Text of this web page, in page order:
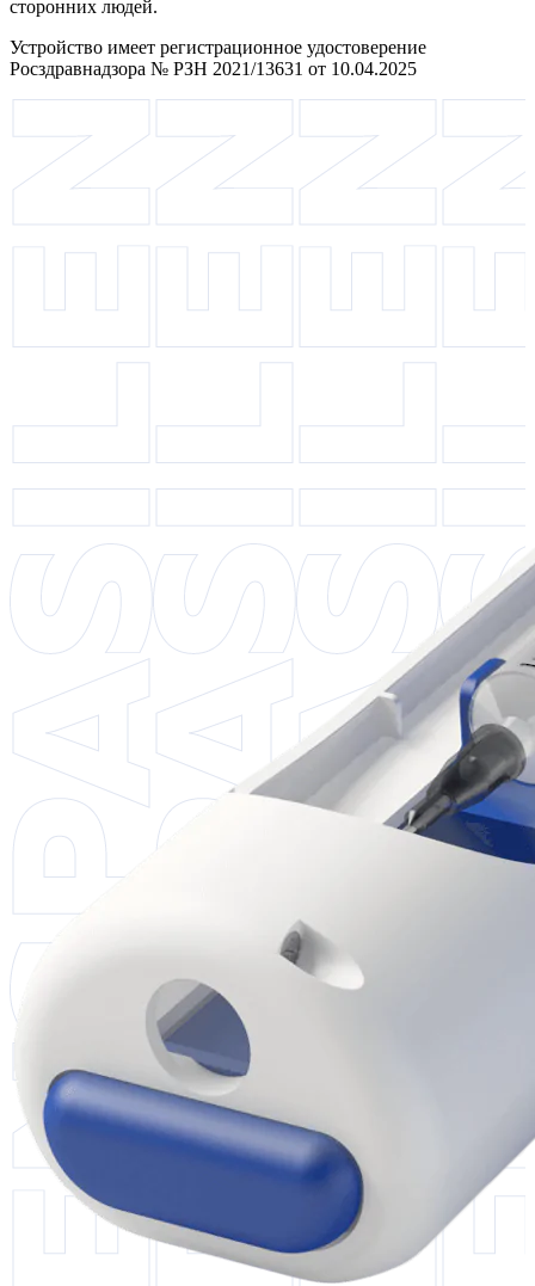
сторонних людей.
Устройство имеет регистрационное удостоверение
Росздравнадзора № РЗН 2021/13631 от 10.04.2025